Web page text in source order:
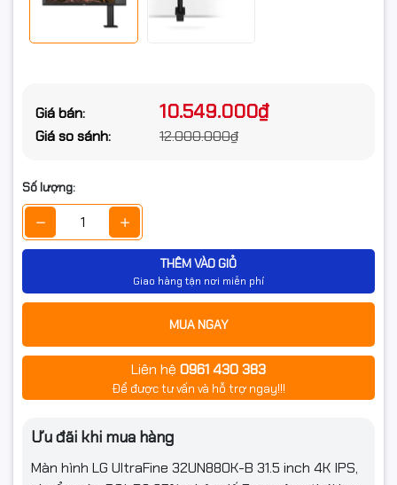
Giá bán: 10.549.000₫
Giá so sánh: 12.000.000₫
Số lượng:
THÊM VÀO GIỎ
Giao hàng tận nơi miễn phí
MUA NGAY
Liên hệ 0961 430 383
Để được tư vấn và hỗ trợ ngay!!!
Ưu đãi khi mua hàng
Màn hình LG UltraFine 32UN880K-B 31.5 inch 4K IPS,